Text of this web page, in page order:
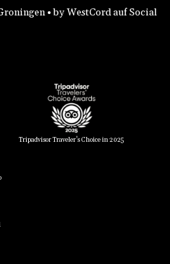
• by WestCord auf Social
Tripadvisor Traveler's Choice in 2025